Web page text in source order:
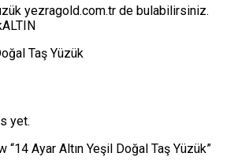
yezragold.com.tr de bulabilirsiniz.
Taş Yüzük
yet.
Ayar Altın Yeşil Doğal Taş Yüzük”